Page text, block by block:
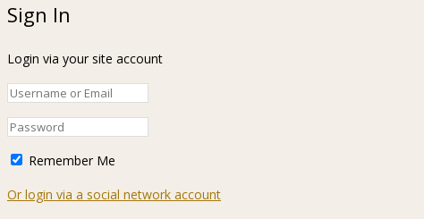
Sign In
Login via your site account
Remember Me
Or login via a social network account